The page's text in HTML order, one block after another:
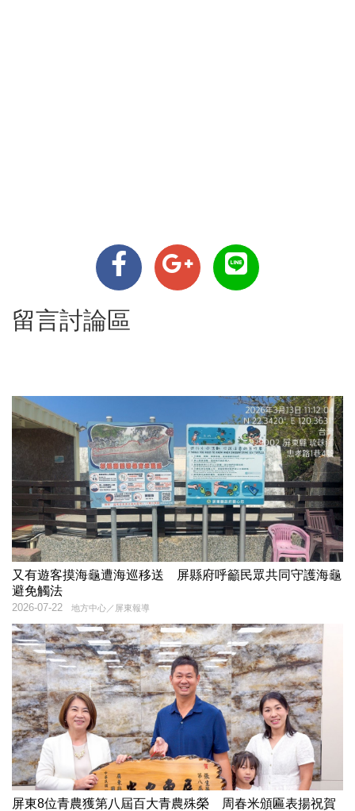
留言討論區
又有遊客摸海龜遭海巡移送 屏縣府呼籲民眾共同守護海龜
避免觸法
地方中心／屏東報導
2026-07-22
屏東8位青農獲第八屆百大青農殊榮 周春米頒匾表揚祝賀